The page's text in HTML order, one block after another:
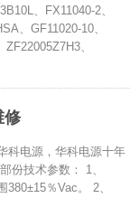
、FX11040-2、
、GF11020-10、
、
修
科电源，华科电源十年
份技术参数： 1、
％Vac。 2、